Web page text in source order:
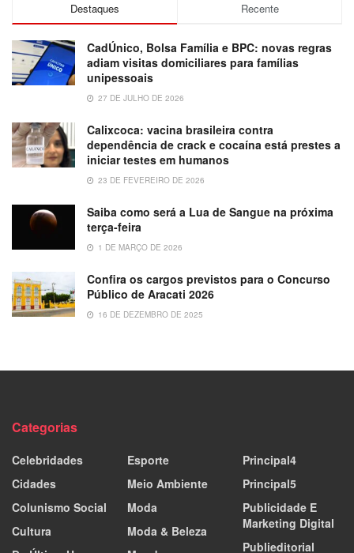
Destaques Recente
CadÚnico, Bolsa Família e BPC: novas regras
adiam visitas domiciliares para famílias
unipessoais
27 DE JULHO DE 2026
Calixcoca: vacina brasileira contra
dependência de crack e cocaína está prestes a
iniciar testes em humanos
23 DE FEVEREIRO DE 2026
Saiba como será a Lua de Sangue na próxima
terça-feira
1 DE MARÇO DE 2026
Confira os cargos previstos para o Concurso
Público de Aracati 2026
16 DE DEZEMBRO DE 2025
Categorias
Celebridades
Cidades
Colunismo Social
Cultura
Esporte
Meio Ambiente
Moda
Moda & Beleza
Principal4
Principal5
Publicidade E
Marketing Digital
Publieditorial